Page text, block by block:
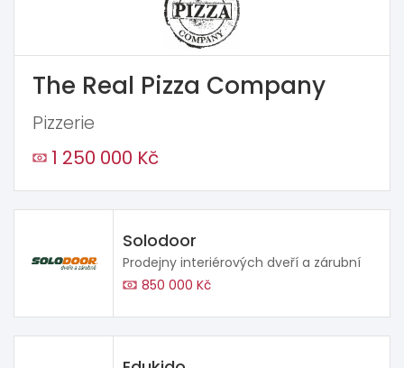
The Real Pizza Company
Pizzerie
1 250 000 Kč
Solodoor
Prodejny interiérových dveří a zárubní
850 000 Kč